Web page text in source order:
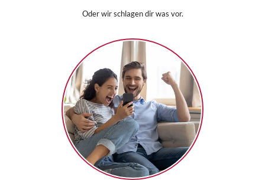
Oder wir schlagen dir was vor.